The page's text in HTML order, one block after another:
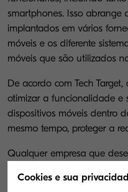
smartphones. Isso abrange
implantados em vários
móveis e os diferente
móveis que são utilizados
De acordo com Tech
otimizar a funcionalidade e
dispositivos móveis dentro
mesmo tempo, proteger a
Qualquer empresa que
garantir um plano de MDM
Cookies e sua